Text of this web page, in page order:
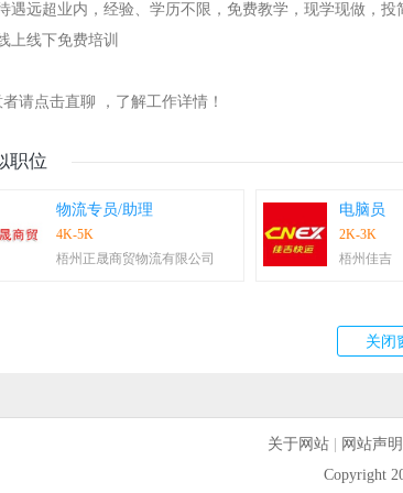
遇远超业内，经验、学历不限，免费教学，现学现做，投
上线下免费培训
请点击直聊 ，了解工作详情！
职位
物流专员/助理
4K-5K
梧州正晟商贸物流有限公司
电脑员
2K-3K
梧州佳吉
关于网站| 网站声明
Copyright